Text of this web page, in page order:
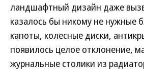
ландшафтный дизайн даже
казалось бы никому не нужные
капоты, колесные диски,
появилось целое отклонение,
журнальные столики из